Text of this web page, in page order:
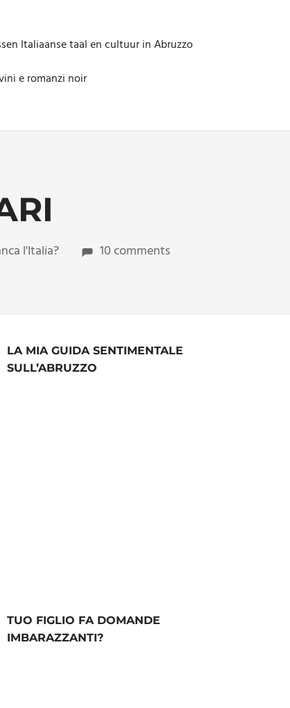
Italiaanse taal en cultuur in Abruzzo
e romanzi noir
l'Italia? 10 comments
LA MIA GUIDA SENTIMENTALE
SULL’ABRUZZO
TUO FIGLIO FA DOMANDE
IMBARAZZANTI?